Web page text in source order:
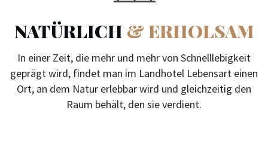
NATÜRLICH & ERHOLSAM
In einer Zeit, die mehr und mehr von Schnelllebigkeit
geprägt wird, findet man im Landhotel Lebensart einen
Ort, an dem Natur erlebbar wird und gleichzeitig den
Raum behält, den sie verdient.